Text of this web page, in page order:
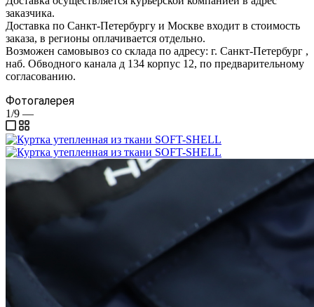
заказчика.
Доставка по Санкт-Петербургу и Москве входит в стоимость
заказа, в регионы оплачивается отдельно.
Возможен самовывоз со склада по адресу: г. Санкт-Петербург ,
наб. Обводного канала д 134 корпус 12, по предварительному
согласованию.
Фотогалерея
1/9 —